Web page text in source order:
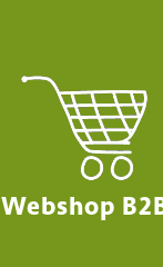
Webshop